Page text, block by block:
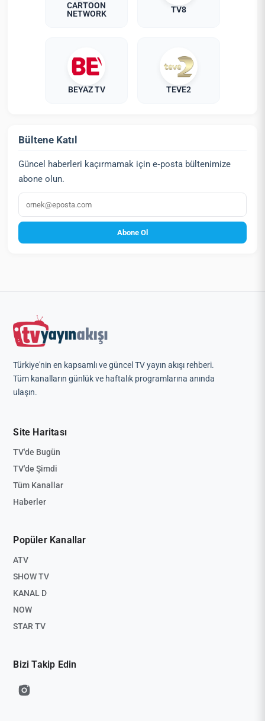
CARTOON
NETWORK
TV8
BEYAZ TV TEVE2
Bültene Katıl
Güncel haberleri kaçırmamak için e‑posta bültenimize
abone olun.
E‑posta
Abone Ol
Türkiye'nin en kapsamlı ve güncel TV yayın akışı rehberi.
Tüm kanalların günlük ve haftalık programlarına anında
ulaşın.
Site Haritası
TV'de Bugün
TV'de Şimdi
Tüm Kanallar
Haberler
Popüler Kanallar
ATV
SHOW TV
KANAL D
NOW
STAR TV
Bizi Takip Edin